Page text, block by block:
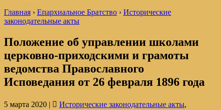
Главная › Епархиальное Братство › Исторические
законодательные акты
Положение об управлении школами
церковно-приходскими и грамоты
ведомства Православного
Исповедания от 26 февраля 1896 года
5 марта 2020 | Исторические законодательные акты,